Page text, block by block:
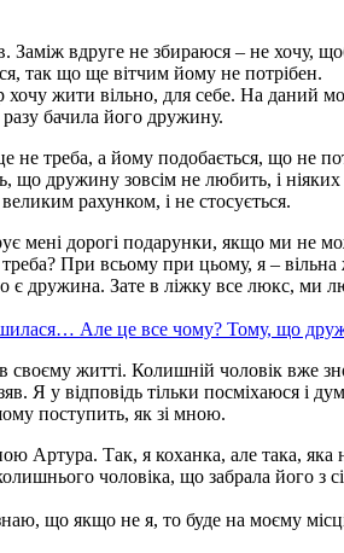
Заміж вдруге не збираюся – не хочу,
так що ще вітчим йому не потрібен.
хочу жити вільно, для себе. На даний
бачила його дружину.
треба, а йому подобається, що не
що дружину зовсім не любить, і
рахунком, і не стосується.
мені дорогі подарунки, якщо ми не
При всьому при цьому, я –
є дружина. Зате в ліжку все люкс,
Але це все чому? Тому, що
своєму житті. Колишній чоловік вже
Я у відповідь тільки посміхаюся і
поступить, як зі мною.
Артура. Так, я коханка, але така, яка
чоловіка, що забрала його з
що якщо не я, то буде на моєму